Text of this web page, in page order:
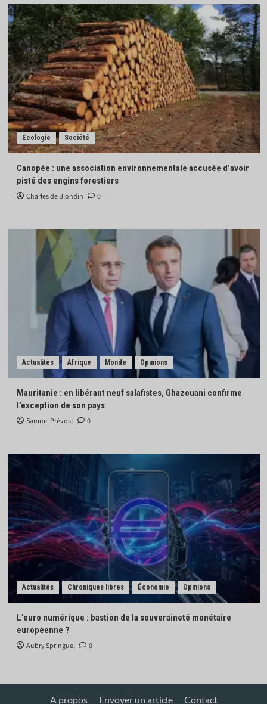
Écologie Société
Canopée : une association environnementale accusée d’avoir
pisté des engins forestiers
Charles de Blondin 0
Actualités Afrique Monde Opinions
Mauritanie : en libérant neuf salafistes, Ghazouani confirme
l’exception de son pays
Samuel Prévost 0
Actualités Chroniques libres Économie Opinions
L’euro numérique : bastion de la souveraineté monétaire
européenne ?
Aubry Springuel 0
A propos Envoyer un article Contact